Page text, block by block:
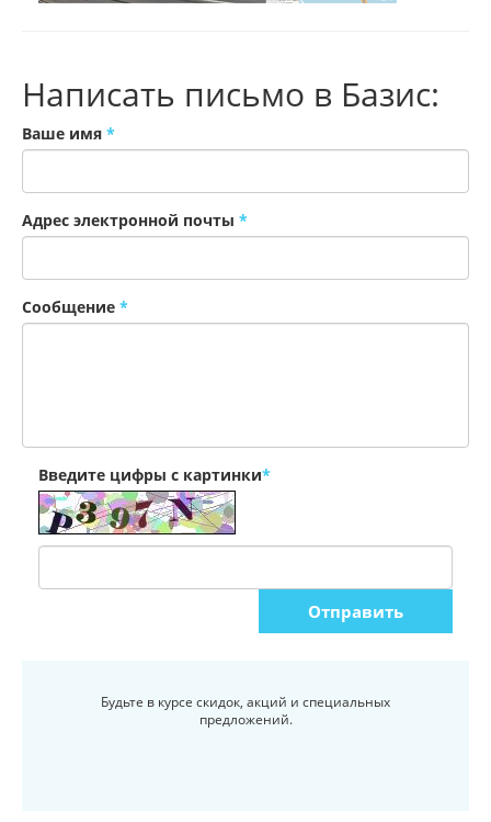
Написать письмо в Базис:
Ваше имя *
Адрес электронной почты *
Сообщение *
Введите цифры с картинки*
Будьте в курсе скидок, акций и специальных
предложений.